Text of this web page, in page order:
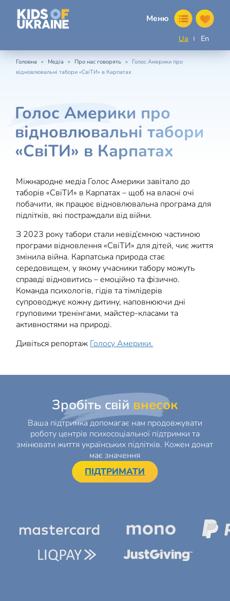
Меню
Ua En
Головна » Медіа » Про нас говорять »
Голос Америки про
відновлювальні табори «СвіТИ» в Карпатах
Голос Америки про
відновлювальні табори
«СвіТИ» в Карпатах
Міжнародне медіа Голос Америки завітало до
таборів «СвіТИ» в Карпатах – щоб на власні очі
побачити, як працює відновлювальна програма для
підлітків, які постраждали від війни.
З 2023 року табори стали невід’ємною частиною
програми відновлення «СвіТИ» для дітей, чиє життя
змінила війна. Карпатська природа стає
середовищем, у якому учасники табору можуть
справді відновитись – емоційно та фізично.
Команда психологів, гідів та тімлідерів
супроводжує кожну дитину, наповнюючи дні
груповими тренінгами, майстер-класами та
активностями на природі.
Дивіться репортаж Голосу Америки.
Зробіть свій внесок
Ваша підтримка допомагає нам продовжувати
роботу центрів психосоціальної підтримки та
змінювати життя українських підлітків. Кожен донат
має значення
ПІДТРИМАТИ